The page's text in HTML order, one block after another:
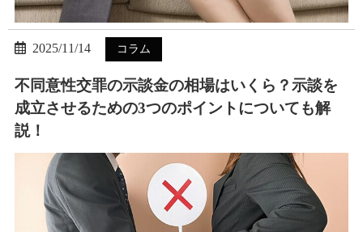
2025/11/14 コラム
不同意性交罪の示談金の相場はいくら？示談を
成立させるための3つのポイントについても解
説！